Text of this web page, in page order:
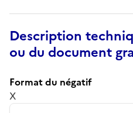
Description
ou du document
Format du négatif
X